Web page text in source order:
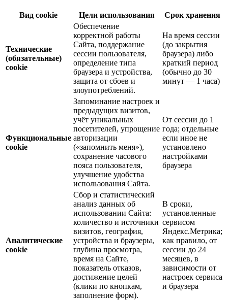
Вид cookie Цели использования Срок хранения
Технические
(обязательные)
cookie
Обеспечение
корректной работы
Сайта, поддержание
сессии пользователя,
определение типа
браузера и устройства,
защита от сбоев и
злоупотреблений.
На время сессии
(до закрытия
браузера) либо
краткий период
(обычно до 30
минут — 1 часа)
Функциональные
cookie
Запоминание настроек и
предыдущих визитов,
учёт уникальных
посетителей, упрощение
авторизации
(«запомнить меня»),
сохранение часового
пояса пользователя,
улучшение удобства
использования Сайта.
От сессии до 1
года; отдельные
если иное не
установлено
настройками
браузера
Аналитические
cookie
Сбор и статистический
анализ данных об
использовании Сайта:
количество и источники
визитов, география,
устройства и браузеры,
глубина просмотра,
время на Сайте,
показатель отказов,
достижение целей
(клики по кнопкам,
заполнение форм).
В сроки,
установленные
сервисом
Яндекс.Метрика;
как правило, от
сессии до 24
месяцев, в
зависимости от
настроек сервиса
и браузера